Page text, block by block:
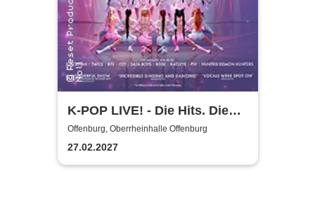
K-POP LIVE! - Die Hits. Die
Moves. Die Show.
Offenburg, Oberrheinhalle Offenburg
27.02.2027